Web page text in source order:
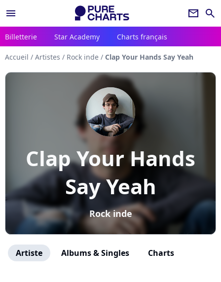
menu newsletter search
Billetterie Star Academy Charts français
Accueil / Artistes / Rock inde / Clap Your Hands Say Yeah
Clap Your Hands
Say Yeah
Rock inde
Artiste Albums & Singles Charts